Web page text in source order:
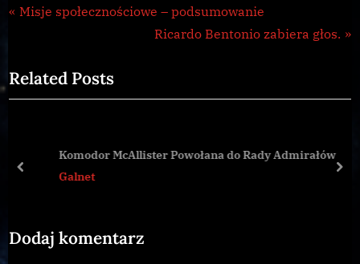
CG
Nawigacja
P
v
i
s
s
Misje społecznościowe – podsumowanie
N
t
Ricardo Bentonio zabiera głos.
Related Posts
Komodor McAllister Powołana do Rady Admirałów
Galnet
prev
Dodaj komentarz